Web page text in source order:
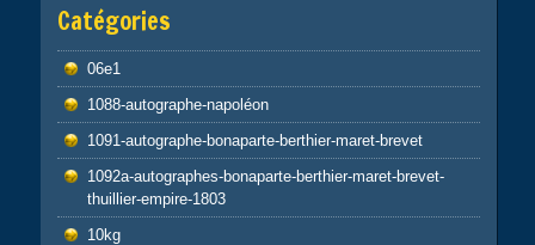
Catégories
06e1
1088-autographe-napoléon
1091-autographe-bonaparte-berthier-maret-brevet
1092a-autographes-bonaparte-berthier-maret-brevet-
thuillier-empire-1803
10kg